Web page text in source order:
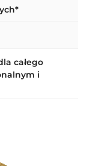
całego
i